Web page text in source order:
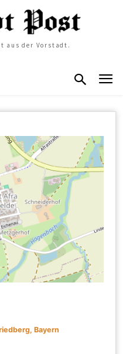
aus der Vorstadt.
Bayern